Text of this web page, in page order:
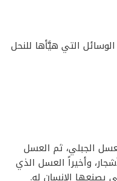
التي هيَّأها للنحل
الجبلي، ثم العسل
وأخيراً العسل الذي
يصنعها الإنسان له.